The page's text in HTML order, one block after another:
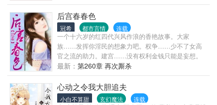
后宫春春色
冠希 都市言情 连载
一个十六岁的红四代兴风作浪的香艳故事。大家
族……发挥你淫民的想象力吧。权争……少不了女高
官之流的助力。建宫……没有权利金钱只能是妄想。
后宫……少了莉，师，妇，空，护，洋，星，偷等等
等等还叫宫吗？ 陈老师出品必属精品，请大家放心收
藏支持，一定会给你们意料外的惊喜！
最新： 第260章 再次厮杀
心动之令我大胆追夫
小白不算甜 玄幻魔法 连载